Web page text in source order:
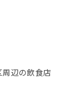
辺の飲食店